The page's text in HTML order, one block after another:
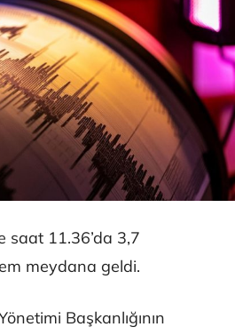
saat 11.36’da 3,7
meydana geldi.
Başkanlığının